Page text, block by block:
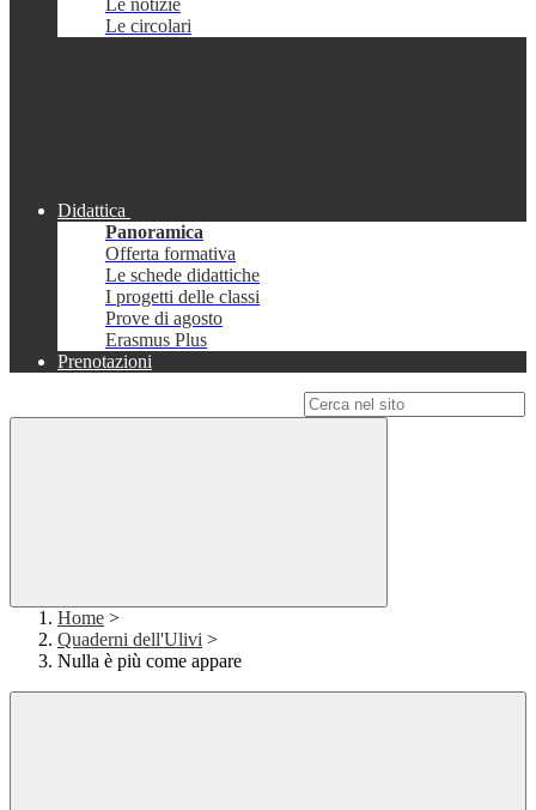
Le notizie
Le circolari
Didattica
Panoramica
Offerta formativa
Le schede didattiche
I progetti delle classi
Prove di agosto
Erasmus Plus
Prenotazioni
Home >
Quaderni dell'Ulivi >
Nulla è più come appare